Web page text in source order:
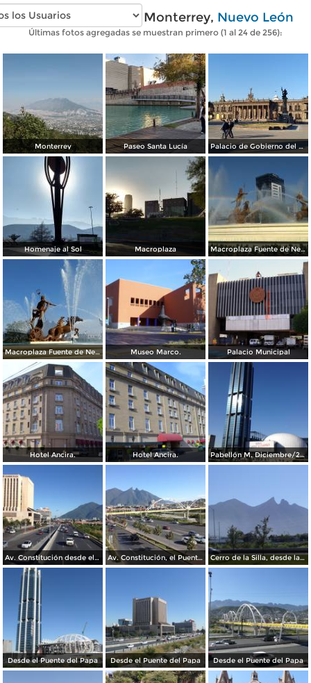
Fotos modernas de Monterrey, Nuevo León
Últimas fotos agregadas se muestran primero (1 al 24 de 256):
Monterrey Paseo Santa Lucía Palacio de Gobierno del Estado
Homenaje al Sol Macroplaza Macroplaza Fuente de Neptuno
Macroplaza Fuente de Neptuno Museo Marco. Palacio Municipal
Hotel Ancira. Hotel Ancira. Pabellón M. Diciembre/2016
Av. Constitución desde el Pabellon M. Diciembre/2016 Av. Constitución, el Puente del Papa y el cerro de La Silla. Diciembre/2016 Cerro de la Silla, desde la Clínica IMSS 23 Ginecología
Desde el Puente del Papa Desde el Puente del Papa Desde el Puente del Papa